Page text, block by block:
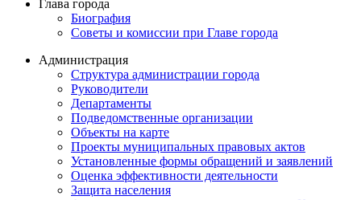
Глава города
Биография
Советы и комиссии при Главе города
Администрация
Структура администрации города
Руководители
Департаменты
Подведомственные организации
Объекты на карте
Проекты муниципальных правовых актов
Установленные формы обращений и заявлений
Оценка эффективности деятельности
Защита населения